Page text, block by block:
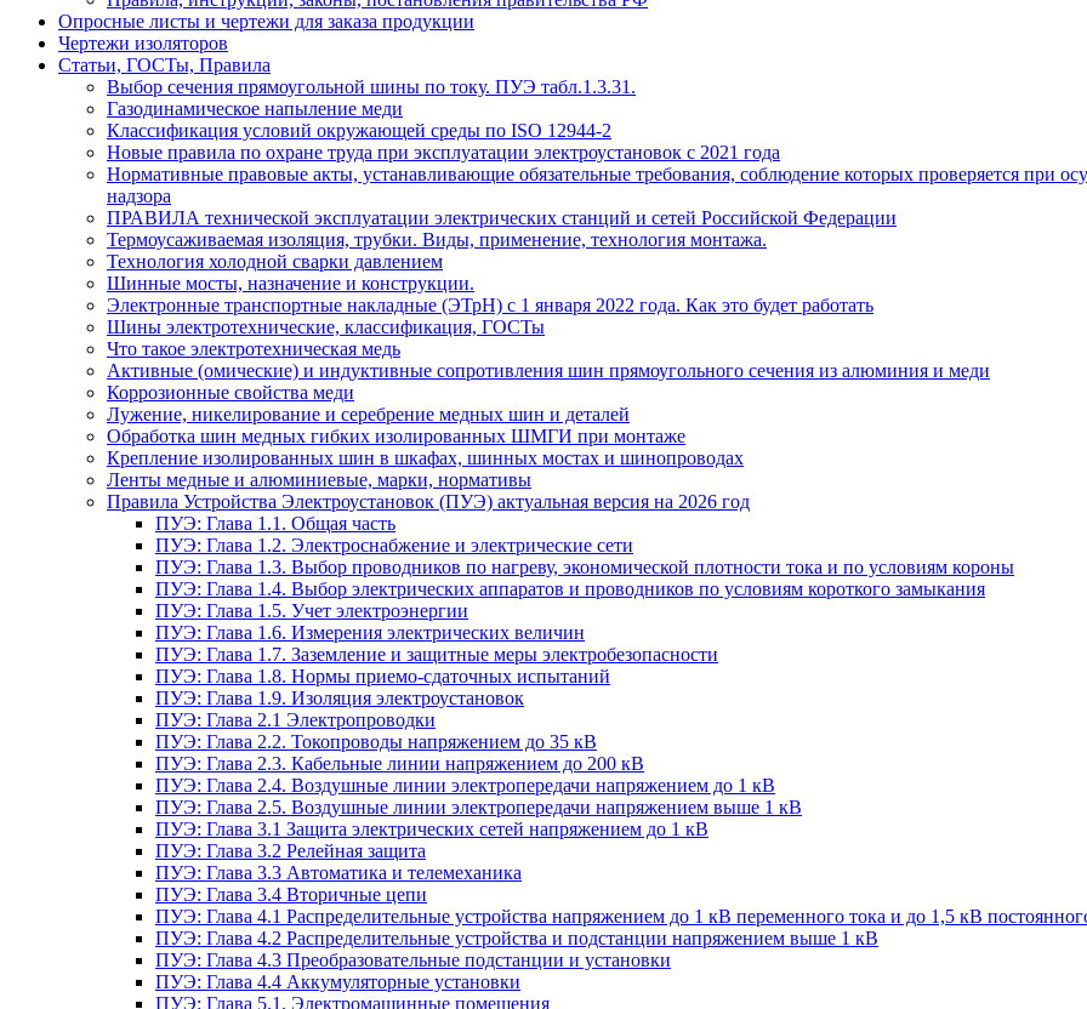
Опросные листы и чертежи для заказа продукции
Чертежи изоляторов
Статьи, ГОСТы, Правила
Выбор сечения прямоугольной шины по току. ПУЭ табл.1.3.31.
Газодинамическое напыление меди
Классификация условий окружающей среды по ISO 12944-2
Новые правила по охране труда при эксплуатации электроустановок с 2021 года
Нормативные правовые акты, устанавливающие обязательные требования, соблюдение которых проверяется при
надзора
ПРАВИЛА технической эксплуатации электрических станций и сетей Российской Федерации
Термоусаживаемая изоляция, трубки. Виды, применение, технология монтажа.
Технология холодной сварки давлением
Шинные мосты, назначение и конструкции.
Электронные транспортные накладные (ЭТрН) с 1 января 2022 года. Как это будет работать
Шины электротехнические, классификация, ГОСТы
Что такое электротехническая медь
Активные (омические) и индуктивные сопротивления шин прямоугольного сечения из алюминия и меди
Коррозионные свойства меди
Лужение, никелирование и серебрение медных шин и деталей
Обработка шин медных гибких изолированных ШМГИ при монтаже
Крепление изолированных шин в шкафах, шинных мостах и шинопроводах
Ленты медные и алюминиевые, марки, нормативы
Правила Устройства Электроустановок (ПУЭ) актуальная версия на 2026 год
ПУЭ: Глава 1.1. Общая часть
ПУЭ: Глава 1.2. Электроснабжение и электрические сети
ПУЭ: Глава 1.3. Выбор проводников по нагреву, экономической плотности тока и по условиям короны
ПУЭ: Глава 1.4. Выбор электрических аппаратов и проводников по условиям короткого замыкания
ПУЭ: Глава 1.5. Учет электроэнергии
ПУЭ: Глава 1.6. Измерения электрических величин
ПУЭ: Глава 1.7. Заземление и защитные меры электробезопасности
ПУЭ: Глава 1.8. Нормы приемо-сдаточных испытаний
ПУЭ: Глава 1.9. Изоляция электроустановок
ПУЭ: Глава 2.1 Электропроводки
ПУЭ: Глава 2.2. Токопроводы напряжением до 35 кВ
ПУЭ: Глава 2.3. Кабельные линии напряжением до 200 кВ
ПУЭ: Глава 2.4. Воздушные линии электропередачи напряжением до 1 кВ
ПУЭ: Глава 2.5. Воздушные линии электропередачи напряжением выше 1 кВ
ПУЭ: Глава 3.1 Защита электрических сетей напряжением до 1 кВ
ПУЭ: Глава 3.2 Релейная защита
ПУЭ: Глава 3.3 Автоматика и телемеханика
ПУЭ: Глава 3.4 Вторичные цепи
ПУЭ: Глава 4.1 Распределительные устройства напряжением до 1 кВ переменного тока и до 1,5 кВ
ПУЭ: Глава 4.2 Распределительные устройства и подстанции напряжением выше 1 кВ
ПУЭ: Глава 4.3 Преобразовательные подстанции и установки
ПУЭ: Глава 4.4 Аккумуляторные установки
ПУЭ: Глава 5.1. Электромашинные помещения